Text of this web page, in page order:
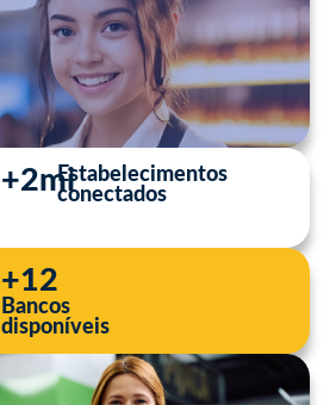
+2miEstabelecimentos
conectados
+12
Bancos
disponíveis